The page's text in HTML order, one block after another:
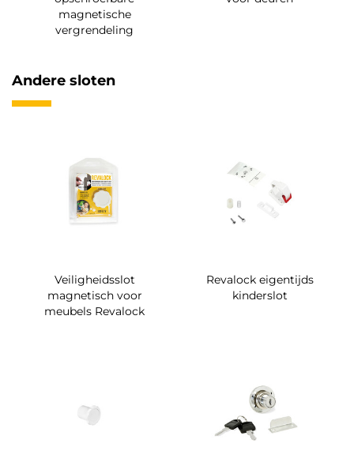
magnetische
vergrendeling
Andere sloten
Veiligheidsslot
magnetisch voor
meubels Revalock
Revalock eigentijds
kinderslot